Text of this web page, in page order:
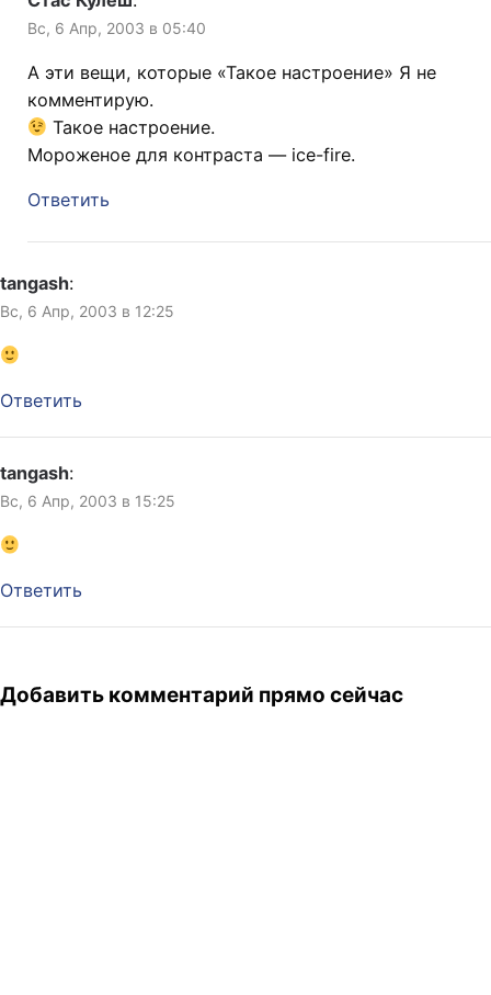
Вс, 6 Апр, 2003 в 05:40
А эти вещи, которые «Такое настроение» Я не
комментирую.
Такое настроение.
Мороженое для контраста — ice-fire.
Ответить
tangash:
Вс, 6 Апр, 2003 в 12:25
Ответить
tangash:
Вс, 6 Апр, 2003 в 15:25
Ответить
Добавить комментарий прямо сейчас